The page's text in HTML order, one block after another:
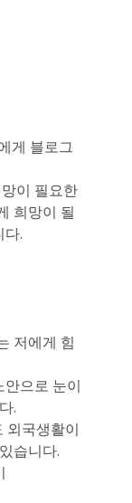
게 블로그
이 필요한
희망이 될
다.
저에게 힘
안으로 눈이
.
외국생활이
습니다.